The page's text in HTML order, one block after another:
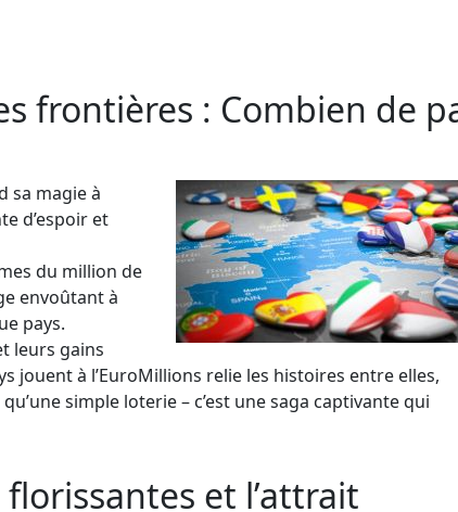
frontières : Combien de
sa magie à
d’espoir et
du million de
envoûtant à
pays.
leurs gains
jouent à l’EuroMillions relie les histoires entre elles,
simple loterie – c’est une saga captivante qui
et l’attrait